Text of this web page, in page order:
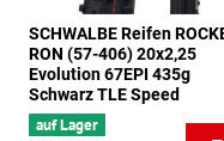
SCHWALBE Reifen
RON (57-406) 20x2,25
Evolution 67EPI 435g
Schwarz TLE Speed
auf Lager